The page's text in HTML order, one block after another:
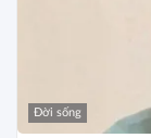
Đời sống